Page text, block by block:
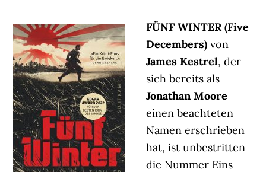
FÜNF WINTER (Five
Decembers) von
James Kestrel, der
sich bereits als
Jonathan Moore
einen beachteten
Namen erschrieben
hat, ist unbestritten
die Nummer Eins